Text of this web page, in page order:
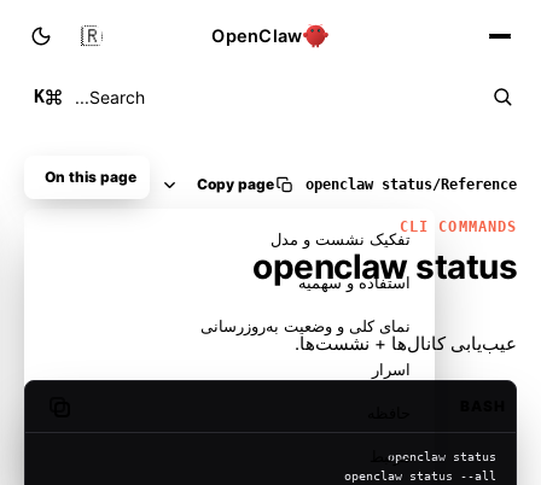
OpenClaw
Search...
K
🇮🇷
Reference
/
openclaw status
Copy page
CLI COMMANDS
openclaw status
عیب‌یابی کانال‌ها + نشست‌ها.
openclaw status
openclaw status --all
On this page
تفکیک نشست و مدل
استفاده و سهمیه
نمای کلی و وضعیت به‌روزرسانی
اسرار
مرتبط